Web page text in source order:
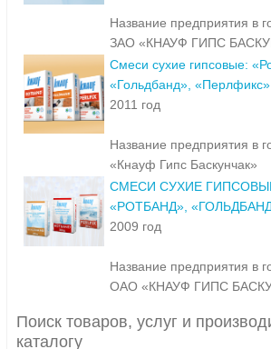
Название предприятия в
ЗАО «КНАУФ ГИПС
Смеси сухие гипсовые:
«Гольдбанд», «Перлфикс»
2011 год
Название предприятия в
«Кнауф Гипс Баскунчак»
СМЕСИ СУХИЕ
«РОТБАНД»,
2009 год
Название предприятия в
ОАО «КНАУФ ГИПС
Поиск товаров, услуг и
каталогу